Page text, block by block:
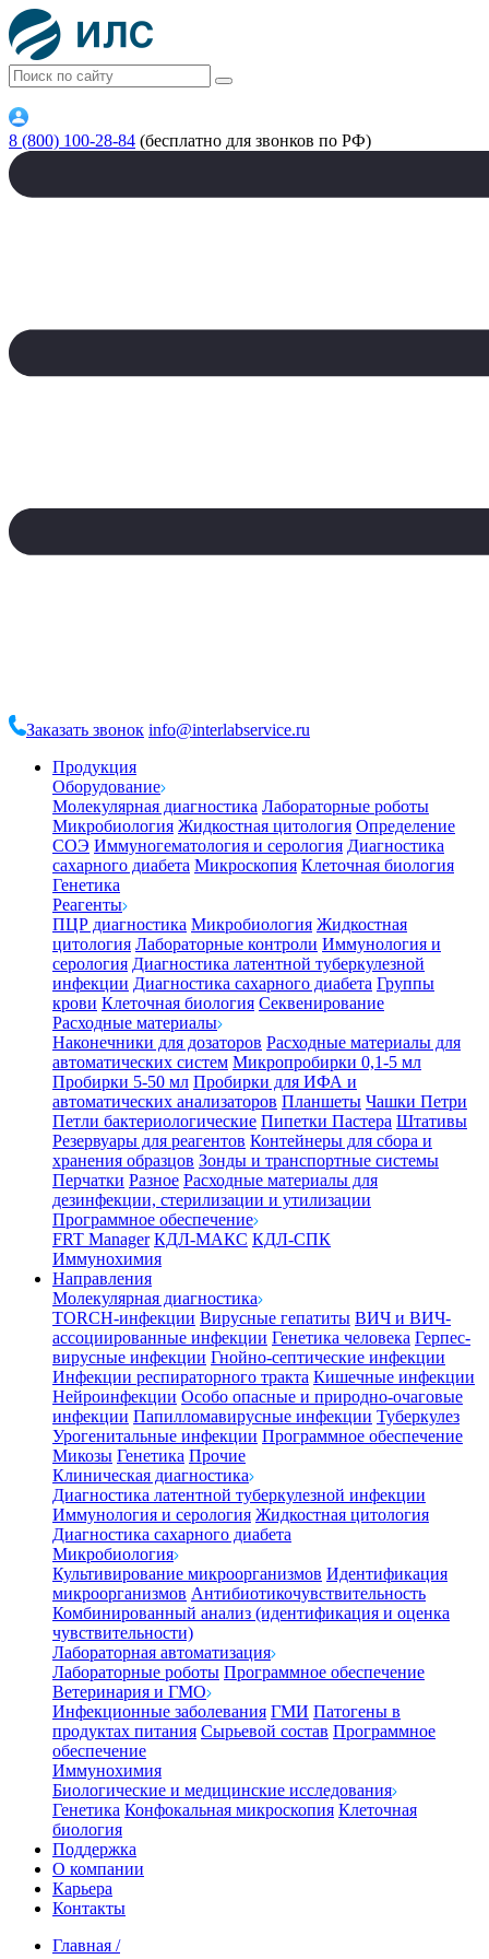
8 (800) 100-28-84 (бесплатно для звонков по РФ)
Заказать звонок info@interlabservice.ru
Продукция
Оборудование
Молекулярная диагностика Лабораторные роботы
Микробиология Жидкостная цитология Определение
СОЭ Иммуногематология и серология Диагностика
сахарного диабета Микроскопия Клеточная биология
Генетика
Реагенты
ПЦР диагностика Микробиология Жидкостная
цитология Лабораторные контроли Иммунология и
серология Диагностика латентной туберкулезной
инфекции Диагностика сахарного диабета Группы
крови Клеточная биология Секвенирование
Расходные материалы
Наконечники для дозаторов Расходные материалы для
автоматических систем Микропробирки 0,1-5 мл
Пробирки 5-50 мл Пробирки для ИФА и
автоматических анализаторов Планшеты Чашки Петри
Петли бактериологические Пипетки Пастера Штативы
Резервуары для реагентов Контейнеры для сбора и
хранения образцов Зонды и транспортные системы
Перчатки Разное Расходные материалы для
дезинфекции, стерилизации и утилизации
Программное обеспечение
FRT Manager КДЛ-МАКС КДЛ-СПК
Иммунохимия
Направления
Молекулярная диагностика
TORCH-инфекции Вирусные гепатиты ВИЧ и ВИЧ-
ассоциированные инфекции Генетика человека Герпес-
вирусные инфекции Гнойно-септические инфекции
Инфекции респираторного тракта Кишечные инфекции
Нейроинфекции Особо опасные и природно-очаговые
инфекции Папилломавирусные инфекции Туберкулез
Урогенитальные инфекции Программное обеспечение
Микозы Генетика Прочие
Клиническая диагностика
Диагностика латентной туберкулезной инфекции
Иммунология и серология Жидкостная цитология
Диагностика сахарного диабета
Микробиология
Культивирование микроорганизмов Идентификация
микроорганизмов Антибиотикочувствительность
Комбинированный анализ (идентификация и оценка
чувствительности)
Лабораторная автоматизация
Лабораторные роботы Программное обеспечение
Ветеринария и ГМО
Инфекционные заболевания ГМИ Патогены в
продуктах питания Сырьевой состав Программное
обеспечение
Иммунохимия
Биологические и медицинские исследования
Генетика Конфокальная микроскопия Клеточная
биология
Поддержка
О компании
Карьера
Контакты
Главная /